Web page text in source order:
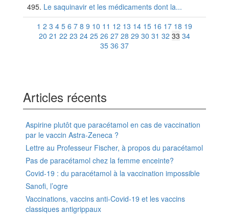
Le saquinavir et les médicaments dont la...
1 2 3 4 5 6 7 8 9 10 11 12 13 14 15 16 17 18 19
20 21 22 23 24 25 26 27 28 29 30 31 32 33 34
35 36 37
Articles récents
Aspirine plutôt que paracétamol en cas de vaccination
par le vaccin Astra-Zeneca ?
Lettre au Professeur Fischer, à propos du paracétamol
Pas de paracétamol chez la femme enceinte?
Covid-19 : du paracétamol à la vaccination impossible
Sanofi, l’ogre
Vaccinations, vaccins anti-Covid-19 et les vaccins
classiques antigrippaux